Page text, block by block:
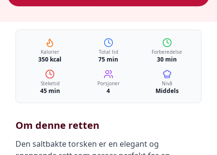
Kalorier
350 kcal
Total tid
75 min
Forberedelse
30 min
Steketid
45 min
Porsjoner
4
Nivå
Middels
Om denne retten
Den saltbakte torsken er en elegant og